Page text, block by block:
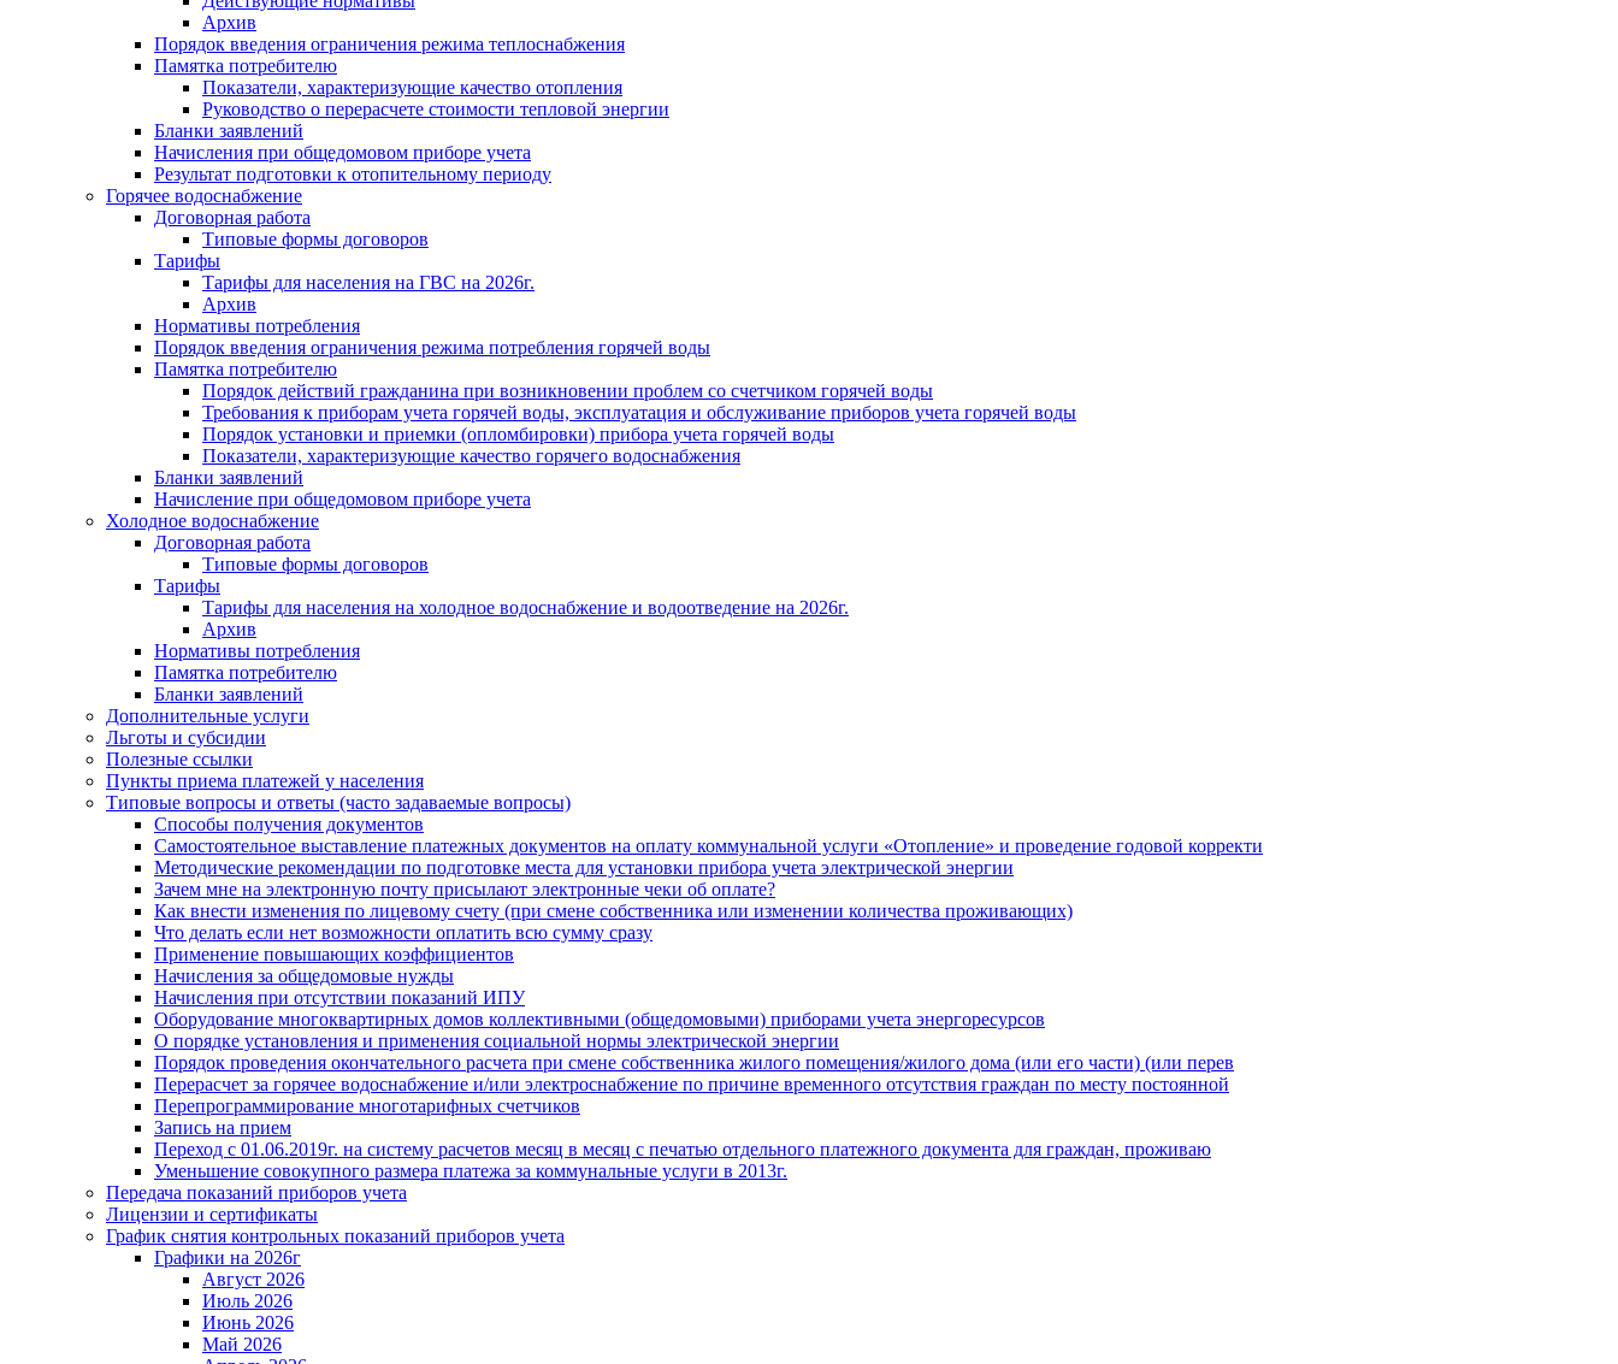
Архив
Порядок введения ограничения режима теплоснабжения
Памятка потребителю
Показатели, характеризующие качество отопления
Руководство о перерасчете стоимости тепловой энергии
Бланки заявлений
Начисления при общедомовом приборе учета
Результат подготовки к отопительному периоду
Горячее водоснабжение
Договорная работа
Типовые формы договоров
Тарифы
Тарифы для населения на ГВС на 2026г.
Архив
Нормативы потребления
Порядок введения ограничения режима потребления горячей воды
Памятка потребителю
Порядок действий гражданина при возникновении проблем со счетчиком горячей воды
Требования к приборам учета горячей воды, эксплуатация и обслуживание приборов учета горячей воды
Порядок установки и приемки (опломбировки) прибора учета горячей воды
Показатели, характеризующие качество горячего водоснабжения
Бланки заявлений
Начисление при общедомовом приборе учета
Холодное водоснабжение
Договорная работа
Типовые формы договоров
Тарифы
Тарифы для населения на холодное водоснабжение и водоотведение на 2026г.
Архив
Нормативы потребления
Памятка потребителю
Бланки заявлений
Дополнительные услуги
Льготы и субсидии
Полезные ссылки
Пункты приема платежей у населения
Типовые вопросы и ответы (часто задаваемые вопросы)
Способы получения документов
Самостоятельное выставление платежных документов на оплату коммунальной услуги «Отопление» и проведение годовой корректи
Методические рекомендации по подготовке места для установки прибора учета электрической энергии
Зачем мне на электронную почту присылают электронные чеки об оплате?
Как внести изменения по лицевому счету (при смене собственника или изменении количества проживающих)
Что делать если нет возможности оплатить всю сумму сразу
Применение повышающих коэффициентов
Начисления за общедомовые нужды
Начисления при отсутствии показаний ИПУ
Оборудование многоквартирных домов коллективными (общедомовыми) приборами учета энергоресурсов
О порядке установления и применения социальной нормы электрической энергии
Порядок проведения окончательного расчета при смене собственника жилого помещения/жилого дома (или его части) (или перев
Перерасчет за горячее водоснабжение и/или электроснабжение по причине временного отсутствия граждан по месту постоянной
Перепрограммирование многотарифных счетчиков
Запись на прием
Переход с 01.06.2019г. на систему расчетов месяц в месяц с печатью отдельного платежного документа для граждан, проживаю
Уменьшение совокупного размера платежа за коммунальные услуги в 2013г.
Передача показаний приборов учета
Лицензии и сертификаты
График снятия контрольных показаний приборов учета
Графики на 2026г
Август 2026
Июль 2026
Июнь 2026
Май 2026